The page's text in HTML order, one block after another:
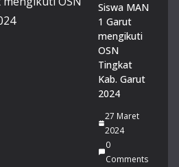
Siswa MAN
1 Garut
mengikuti
OSN
Tingkat
Kab. Garut
2024
27 Maret
2024
0
Comments